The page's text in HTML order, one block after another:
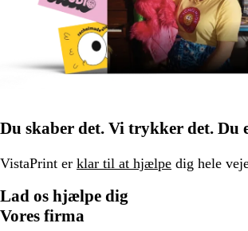
Du skaber det. Vi trykker det. Du
VistaPrint er klar til at hjælpe dig hele
Lad os hjælpe dig
Vores firma